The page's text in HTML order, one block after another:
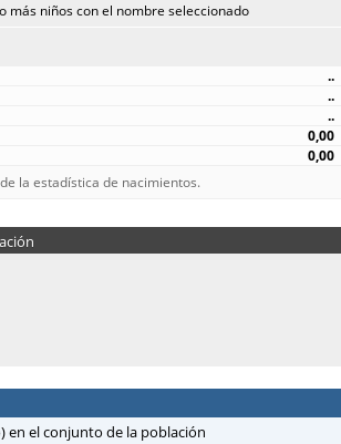
más niños con el nombre seleccionado
..
..
..
0,00
0,00
la estadística de nacimientos.
en el conjunto de la población